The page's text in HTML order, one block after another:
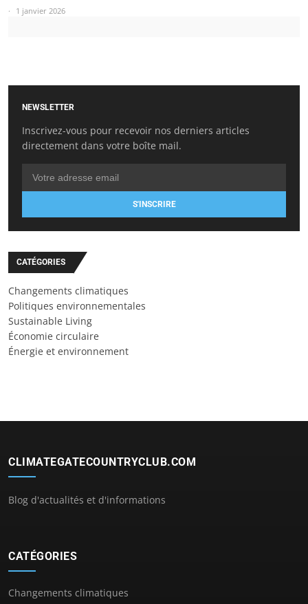
1 janvier 2026
NEWSLETTER
Inscrivez-vous pour recevoir nos derniers articles
directement dans votre boîte mail.
S'INSCRIRE
CATÉGORIES
Changements climatiques
Politiques environnementales
Sustainable Living
Économie circulaire
Énergie et environnement
CLIMATEGATECOUNTRYCLUB.COM
Blog d'actualités et d'informations
CATÉGORIES
Changements climatiques